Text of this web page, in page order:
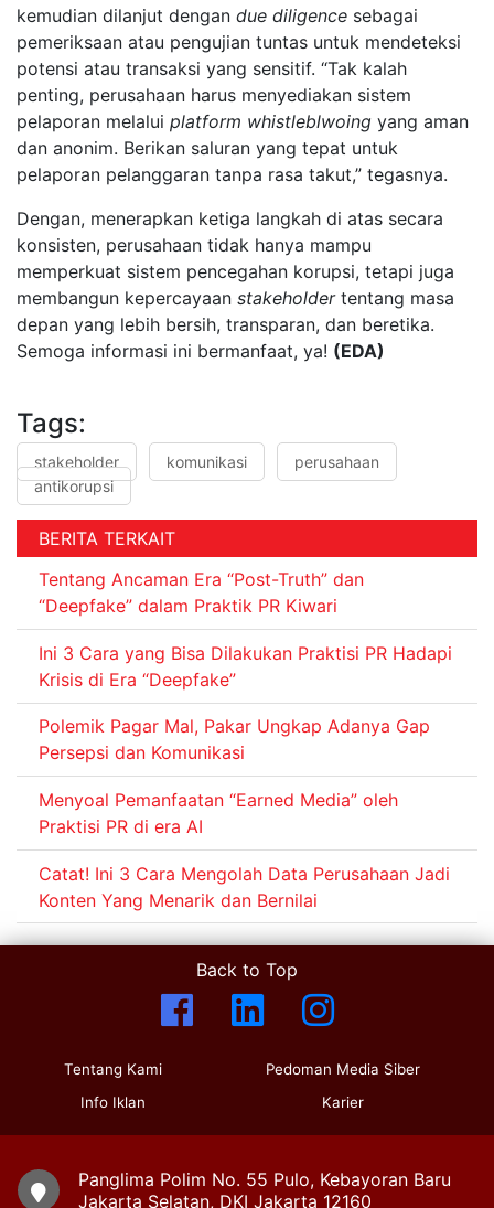
kemudian dilanjut dengan due diligence sebagai
pemeriksaan atau pengujian tuntas untuk mendeteksi
potensi atau transaksi yang sensitif. “Tak kalah
penting, perusahaan harus menyediakan sistem
pelaporan melalui platform whistleblwoing yang aman
dan anonim. Berikan saluran yang tepat untuk
pelaporan pelanggaran tanpa rasa takut,” tegasnya.
Dengan, menerapkan ketiga langkah di atas secara
konsisten, perusahaan tidak hanya mampu
memperkuat sistem pencegahan korupsi, tetapi juga
membangun kepercayaan stakeholder tentang masa
depan yang lebih bersih, transparan, dan beretika.
Semoga informasi ini bermanfaat, ya! (EDA)
Tags:
stakeholder komunikasi
perusahaan
antikorupsi
BERITA TERKAIT
Tentang Ancaman Era “Post-Truth” dan
“Deepfake” dalam Praktik PR Kiwari
Ini 3 Cara yang Bisa Dilakukan Praktisi PR Hadapi
Krisis di Era “Deepfake”
Polemik Pagar Mal, Pakar Ungkap Adanya Gap
Persepsi dan Komunikasi
Menyoal Pemanfaatan “Earned Media” oleh
Praktisi PR di era AI
Catat! Ini 3 Cara Mengolah Data Perusahaan Jadi
Konten Yang Menarik dan Bernilai
Back to Top
Tentang Kami
Info Iklan
Pedoman Media Siber
Karier
Panglima Polim No. 55 Pulo, Kebayoran Baru
Jakarta Selatan, DKI Jakarta 12160